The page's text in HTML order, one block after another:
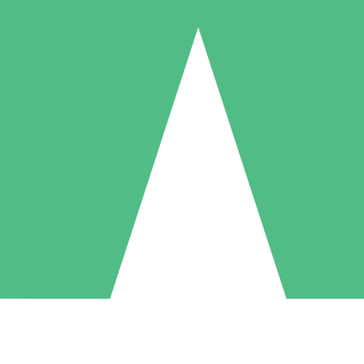
Individuele Creditpakketten
per gebruik met downloadtegoeden. Geen maandelijkse verplichting
5 Downloaden
US$